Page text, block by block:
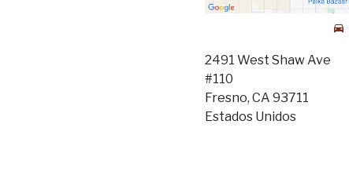
2491 West Shaw Ave
#110
Fresno, CA 93711
Estados Unidos